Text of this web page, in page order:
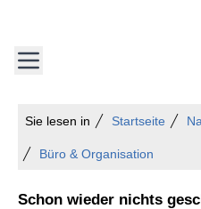
Sie lesen in Startseite
Büro & Organisation
Schon wieder nichts